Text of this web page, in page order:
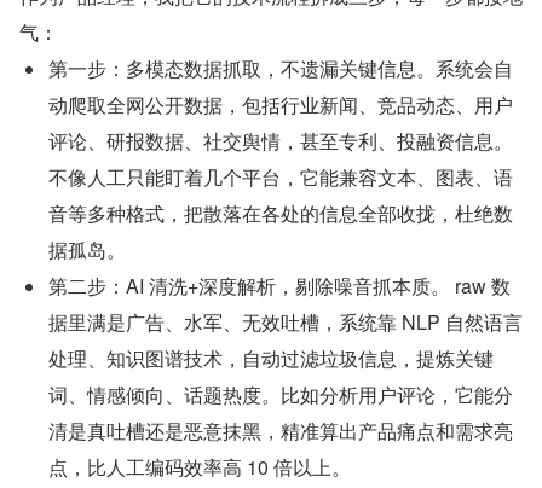
气：
第一步：多模态数据抓取，不遗漏关键信息。系统会自
动爬取全网公开数据，包括行业新闻、竞品动态、用户
评论、研报数据、社交舆情，甚至专利、投融资信息。
不像人工只能盯着几个平台，它能兼容文本、图表、语
音等多种格式，把散落在各处的信息全部收拢，杜绝数
据孤岛。
第二步：AI 清洗+深度解析，剔除噪音抓本质。 raw 数
据里满是广告、水军、无效吐槽，系统靠 NLP 自然语言
处理、知识图谱技术，自动过滤垃圾信息，提炼关键
词、情感倾向、话题热度。比如分析用户评论，它能分
清是真吐槽还是恶意抹黑，精准算出产品痛点和需求亮
点，比人工编码效率高 10 倍以上。